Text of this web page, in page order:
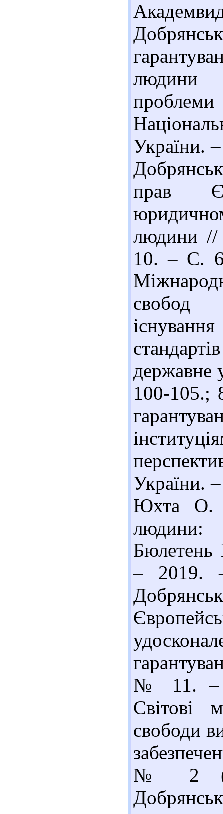
людини
України.
прав
людини
10. – С.
свобод
державне
100-105.;
України.
Юхта О.
людини:
Бюлетень
–
№ 11. –
Світові
свободи
№ 2